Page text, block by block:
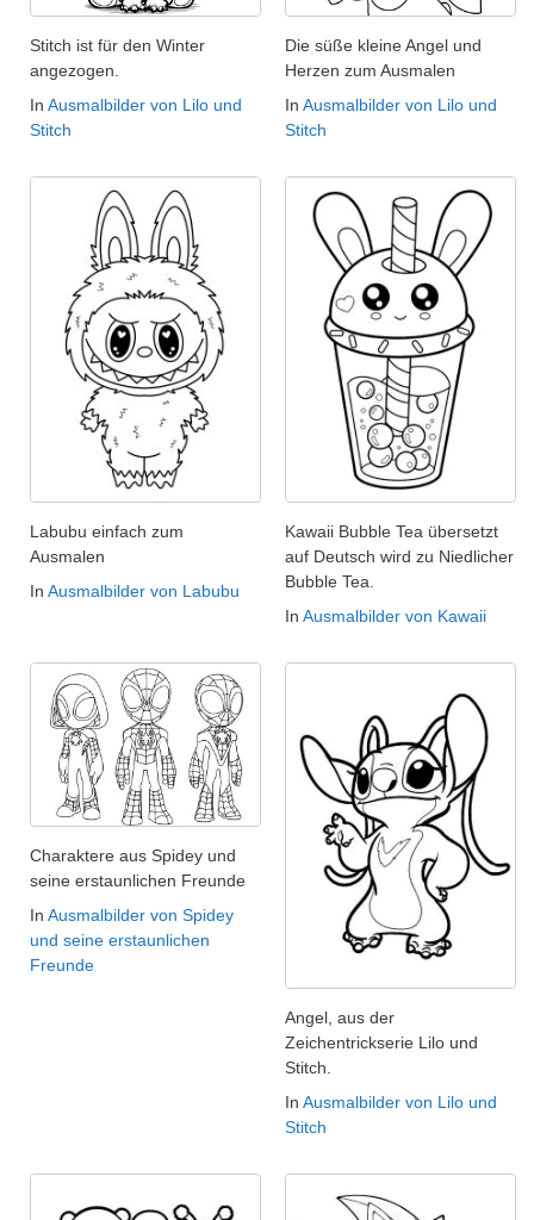
Stitch ist für den Winter
angezogen.
In Ausmalbilder von Lilo und
Stitch
Die süße kleine Angel und
Herzen zum Ausmalen
In Ausmalbilder von Lilo und
Stitch
Labubu einfach zum
Ausmalen
In Ausmalbilder von Labubu
Kawaii Bubble Tea übersetzt
auf Deutsch wird zu Niedlicher
Bubble Tea.
In Ausmalbilder von Kawaii
Charaktere aus Spidey und
seine erstaunlichen Freunde
In Ausmalbilder von Spidey
und seine erstaunlichen
Freunde
Angel, aus der
Zeichentrickserie Lilo und
Stitch.
In Ausmalbilder von Lilo und
Stitch